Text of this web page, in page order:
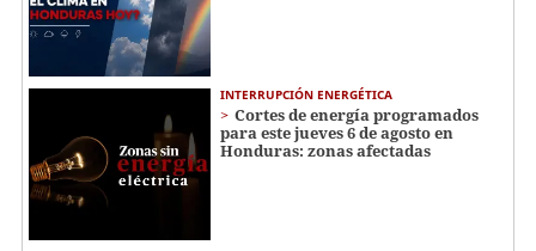
INTERRUPCIÓN ENERGÉTICA
Cortes de energía programados
para este jueves 6 de agosto en
Honduras: zonas afectadas